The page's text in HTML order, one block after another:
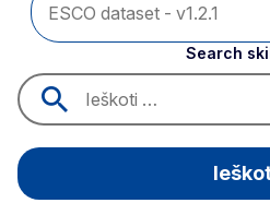
Search